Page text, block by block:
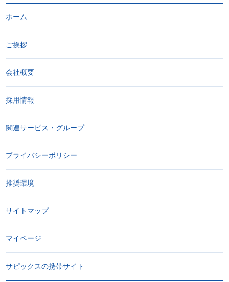
ホーム
ご挨拶
会社概要
採用情報
関連サービス・グループ
プライバシーポリシー
推奨環境
サイトマップ
マイページ
サピックスの携帯サイト